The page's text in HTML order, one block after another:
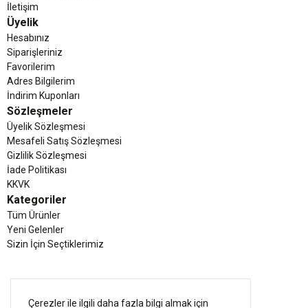
Sonuç: Sınırlarını Zorlayan Kadınların Tercihi Şıklığı
noktada buluşturan Emfure, sadece bir spor giyim markası değil, aynı
konforunuzu ve tarzınızı garanti altına alıyoruz.
İletişim
Üyelik
Hesabınız
Siparişleriniz
Favorilerim
Adres Bilgilerim
İndirim Kuponları
Sözleşmeler
Üyelik Sözleşmesi
Mesafeli Satış Sözleşmesi
Gizlilik Sözleşmesi
İade Politikası
KKVK
Kategoriler
Tüm Ürünler
Yeni Gelenler
Sizin İçin Seçtiklerimiz
Çerezler ile ilgili daha fazla bilgi almak için